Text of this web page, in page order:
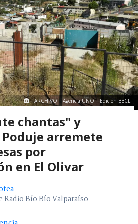
ARCHIVO | Agencia UNO | Edición BBCL
chantas" y
arremete
por
en El Olivar
Radio Bío Bío Valparaíso